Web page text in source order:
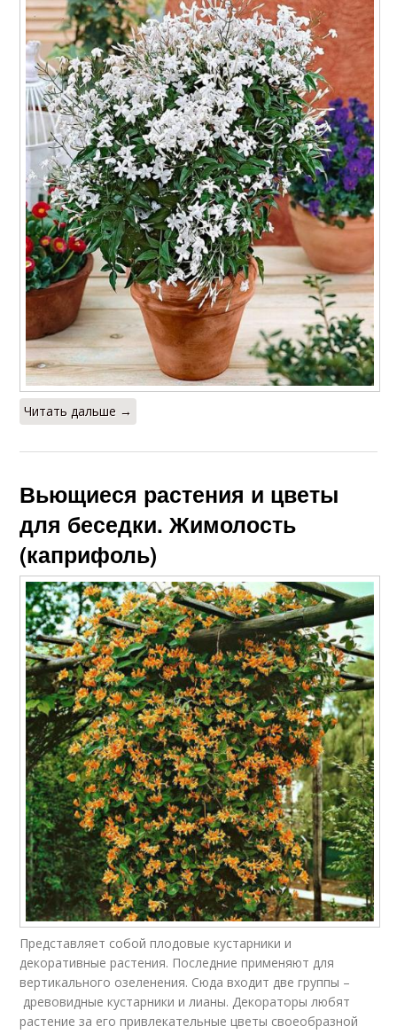
Читать дальше →
Вьющиеся растения и цветы
для беседки. Жимолость
(каприфоль)
Представляет собой плодовые кустарники и
декоративные растения. Последние применяют для
вертикального озеленения. Сюда входит две группы –
древовидные кустарники и лианы. Декораторы любят
растение за его привлекательные цветы своеобразной